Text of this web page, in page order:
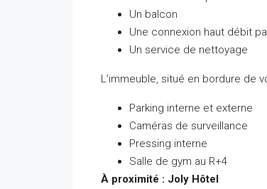
Un balcon
Une connexion haut débit
Un service de nettoyage
L’immeuble, situé en bordure de
Parking interne et externe
Caméras de surveillance
Pressing interne
Salle de gym au R+4
À proximité : Joly Hôtel